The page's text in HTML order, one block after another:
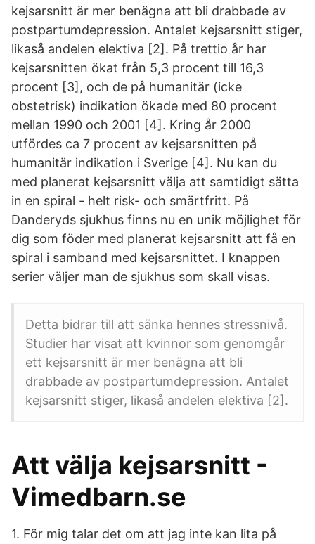
kejsarsnitt är mer benägna att bli drabbade av
postpartumdepression. Antalet kejsarsnitt stiger,
likaså andelen elektiva [2]. På trettio år har
kejsarsnitten ökat från 5,3 procent till 16,3
procent [3], och de på humanitär (icke
obstetrisk) indikation ökade med 80 procent
mellan 1990 och 2001 [4]. Kring år 2000
utfördes ca 7 procent av kejsarsnitten på
humanitär indikation i Sverige [4]. Nu kan du
med planerat kejsarsnitt välja att samtidigt sätta
in en spiral - helt risk- och smärtfritt. På
Danderyds sjukhus finns nu en unik möjlighet för
dig som föder med planerat kejsarsnitt att få en
spiral i samband med kejsarsnittet. I knappen
serier väljer man de sjukhus som skall visas.
Detta bidrar till att sänka hennes stressnivå.
Studier har visat att kvinnor som genomgår
ett kejsarsnitt är mer benägna att bli
drabbade av postpartumdepression. Antalet
kejsarsnitt stiger, likaså andelen elektiva [2].
Att välja kejsarsnitt -
Vimedbarn.se
1. För mig talar det om att jag inte kan lita på